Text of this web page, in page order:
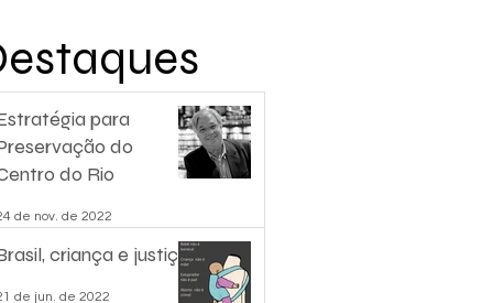
para
do
do Rio
de nov. de 2022
criança e justiça.
de jun. de 2022